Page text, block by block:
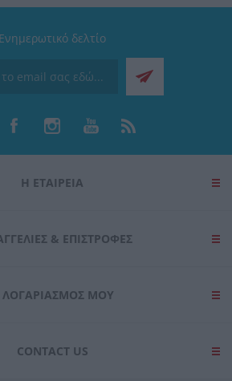
Ενημερωτικό δελτίο
Η ΕΤΑΙΡΕΙΑ
& ΕΠΙΣΤΡΟΦΈΣ
ΛΟΓΑΡΙΑΣΜΌΣ ΜΟΥ
CONTACT US